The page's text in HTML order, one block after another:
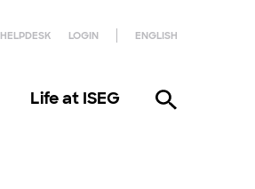
HELPDESK LOGIN ENGLISH
Life at ISEG